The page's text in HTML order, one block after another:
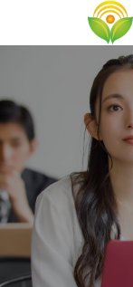
容
ス
キ
ッ
プ